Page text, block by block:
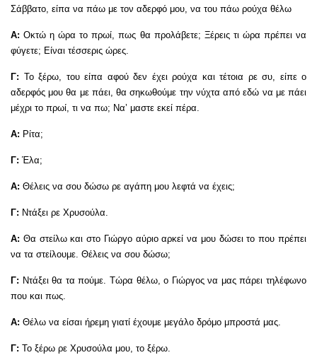
Σάββατο, είπα να πάω με τον αδερφό μου, να του πάω ρούχα θέλω
Α: Οκτώ η ώρα το πρωί, πως θα προλάβετε; Ξέρεις τι ώρα πρέπει να
φύγετε; Είναι τέσσερις ώρες.
Γ: Το ξέρω, του είπα αφού δεν έχει ρούχα και τέτοια ρε συ, είπε ο
αδερφός μου θα με πάει, θα σηκωθούμε την νύχτα από εδώ να με πάει
μέχρι το πρωί, τι να πω; Να’ μαστε εκεί πέρα.
Α: Ρίτα;
Γ: Έλα;
Α: Θέλεις να σου δώσω ρε αγάπη μου λεφτά να έχεις;
Γ: Ντάξει ρε Χρυσούλα.
Α: Θα στείλω και στο Γιώργο αύριο αρκεί να μου δώσει το που πρέπει
να τα στείλουμε. Θέλεις να σου δώσω;
Γ: Ντάξει θα τα πούμε. Τώρα θέλω, ο Γιώργος να μας πάρει τηλέφωνο
που και πως.
Α: Θέλω να είσαι ήρεμη γιατί έχουμε μεγάλο δρόμο μπροστά μας.
Γ: Το ξέρω ρε Χρυσούλα μου, το ξέρω.